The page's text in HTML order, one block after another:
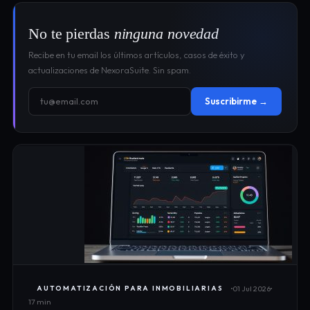
No te pierdas ninguna novedad
Recibe en tu email los últimos artículos, casos de éxito y
actualizaciones de NexoraSuite. Sin spam.
Suscribirme →
AUTOMATIZACIÓN PARA INMOBILIARIAS
01 Jul 2026
17 min